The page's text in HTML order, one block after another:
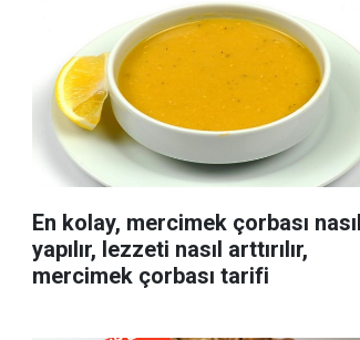
En kolay, mercimek çorbası nasıl
yapılır, lezzeti nasıl arttırılır,
mercimek çorbası tarifi